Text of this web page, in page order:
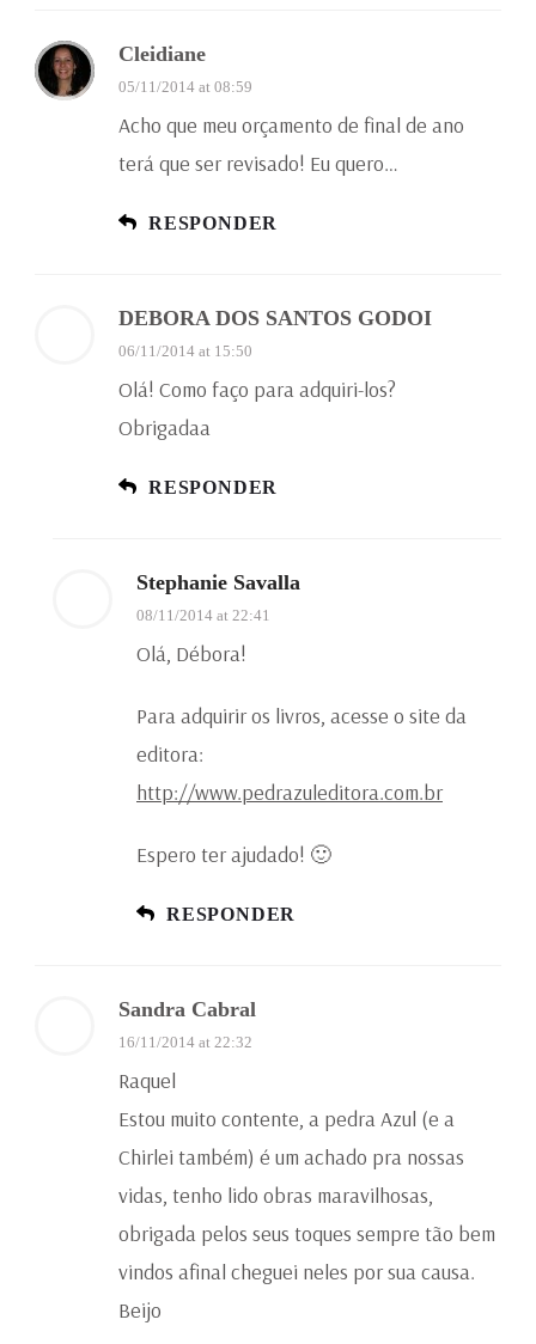
Cleidiane
05/11/2014 at 08:59
Acho que meu orçamento de final de ano
terá que ser revisado! Eu quero…
RESPONDER
DEBORA DOS SANTOS GODOI
06/11/2014 at 15:50
Olá! Como faço para adquiri-los?
Obrigadaa
RESPONDER
Stephanie Savalla
08/11/2014 at 22:41
Olá, Débora!
Para adquirir os livros, acesse o site da
editora:
http://www.pedrazuleditora.com.br
Espero ter ajudado! 🙂
RESPONDER
Sandra Cabral
16/11/2014 at 22:32
Raquel
Estou muito contente, a pedra Azul (e a
Chirlei também) é um achado pra nossas
vidas, tenho lido obras maravilhosas,
obrigada pelos seus toques sempre tão bem
vindos afinal cheguei neles por sua causa.
Beijo